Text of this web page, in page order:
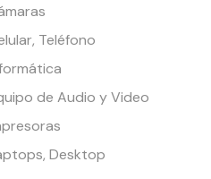
Teléfono
de Audio y Video
Desktop